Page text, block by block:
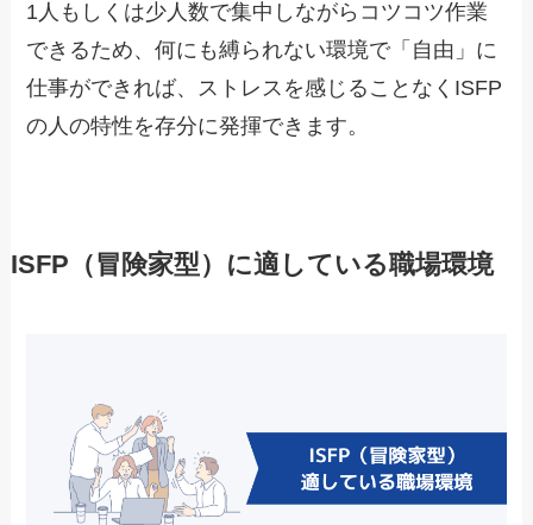
1人もしくは少人数で集中しながらコツコツ作業
できるため、何にも縛られない環境で「自由」に
仕事ができれば、ストレスを感じることなくISFP
の人の特性を存分に発揮できます。
ISFP（冒険家型）に適している職場環境